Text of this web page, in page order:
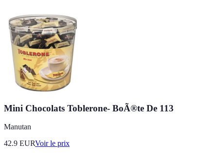
Mini Chocolats Toblerone- BoÃ®te De 113
Manutan
42.9 EURVoir le prix